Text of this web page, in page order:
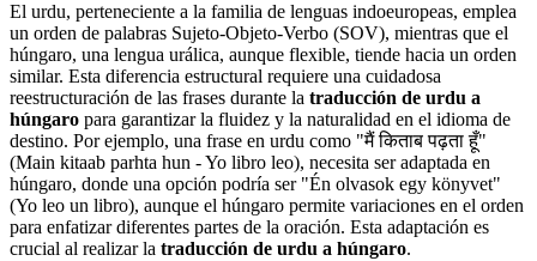
El urdu, perteneciente a la familia de lenguas indoeuropeas, emplea
un orden de palabras Sujeto-Objeto-Verbo (SOV), mientras que el
húngaro, una lengua urálica, aunque flexible, tiende hacia un orden
similar. Esta diferencia estructural requiere una cuidadosa
reestructuración de las frases durante la traducción de urdu a
húngaro para garantizar la fluidez y la naturalidad en el idioma de
destino. Por ejemplo, una frase en urdu como "मैं किताब पढ़ता हूँ"
(Main kitaab parhta hun - Yo libro leo), necesita ser adaptada en
húngaro, donde una opción podría ser "Én olvasok egy könyvet"
(Yo leo un libro), aunque el húngaro permite variaciones en el orden
para enfatizar diferentes partes de la oración. Esta adaptación es
crucial al realizar la traducción de urdu a húngaro.